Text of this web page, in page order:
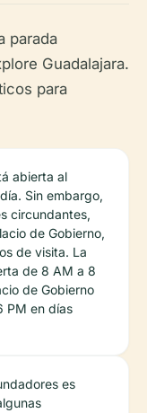
parada
Guadalajara.
para
abierta al
Sin embargo,
circundantes,
de Gobierno,
de visita. La
de 8 AM a 8
de Gobierno
PM en días
es